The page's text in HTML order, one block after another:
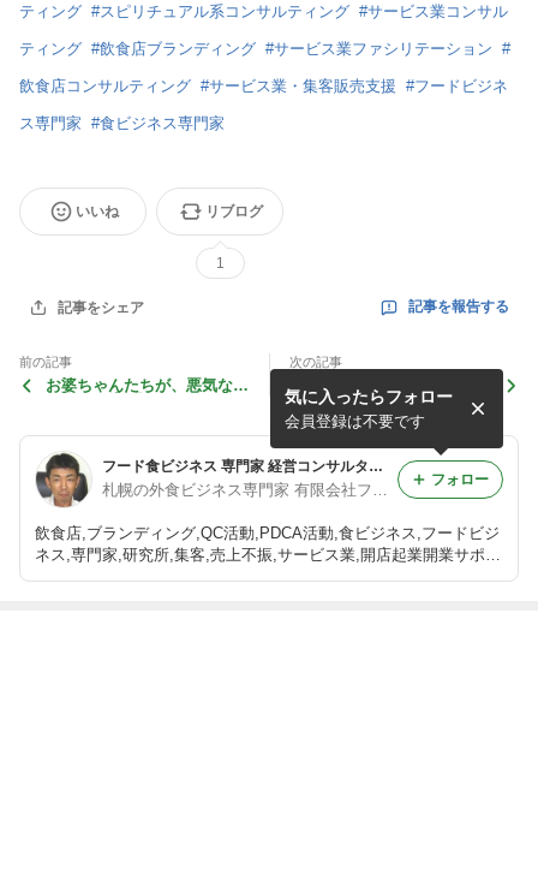
ティング #スピリチュアル系コンサルティング #サービス業コンサル
ティング #飲食店ブランディング #サービス業ファシリテーション #
飲食店コンサルティング #サービス業・集客販売支援 #フードビジネ
ス専門家 #食ビジネス専門家
いいね リブログ
1
記事をシェア 記事を報告する
前の記事
お婆ちゃんたちが、悪気なく
次の記事
精神的に強い人が ｢絶対にし
ない｣ 10のこと！
フード食ビジネス 専門家 経営コンサルタント 飲食店 活性化 プロデュース 太田耕平 札幌 北海道 ファインド ブログ
札幌の外食ビジネス専門家 有限会社ファインド 太田耕平
飲食店,ブランディング,QC活動,PDCA活動,食ビジネス,フードビジ
ネス,専門家,研究所,集客,売上不振,サービス業,開店起業開業サポー
気に入ったらフォロー
会員登録は不要です
フォロー